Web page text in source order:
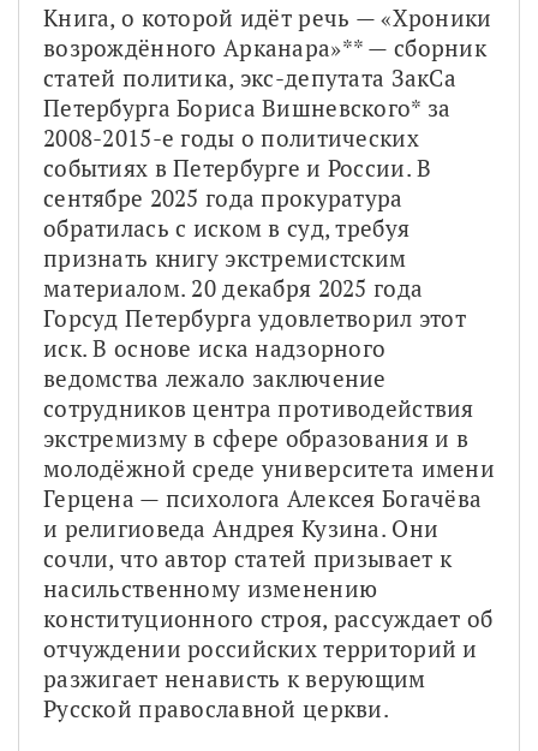
Книга, о которой идёт речь — «Хроники
возрождённого Арканара»** — сборник
статей политика, экс-депутата ЗакСа
Петербурга Бориса Вишневского* за
2008-2015-е годы о политических
событиях в Петербурге и России. В
сентябре 2025 года прокуратура
обратилась с иском в суд, требуя
признать книгу экстремистским
материалом. 20 декабря 2025 года
Горсуд Петербурга удовлетворил этот
иск. В основе иска надзорного
ведомства лежало заключение
сотрудников центра противодействия
экстремизму в сфере образования и в
молодёжной среде университета имени
Герцена — психолога Алексея Богачёва
и религиоведа Андрея Кузина. Они
сочли, что автор статей призывает к
насильственному изменению
конституционного строя, рассуждает об
отчуждении российских территорий и
разжигает ненависть к верующим
Русской православной церкви.